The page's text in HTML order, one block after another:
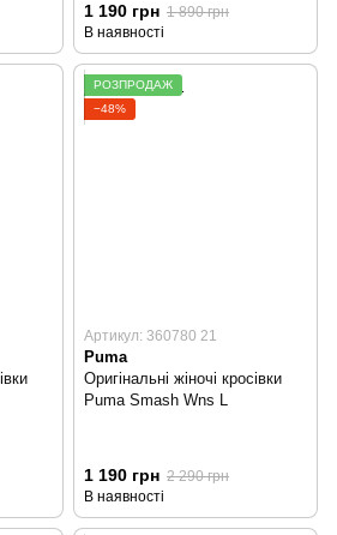
1 190 грн 1 890 грн
В наявності
РОЗПРОДАЖ
−48%
Артикул: 360780 21
Puma
Оригінальні жіночі кросівки
Puma Smash Wns L
1 190 грн 2 290 грн
В наявності